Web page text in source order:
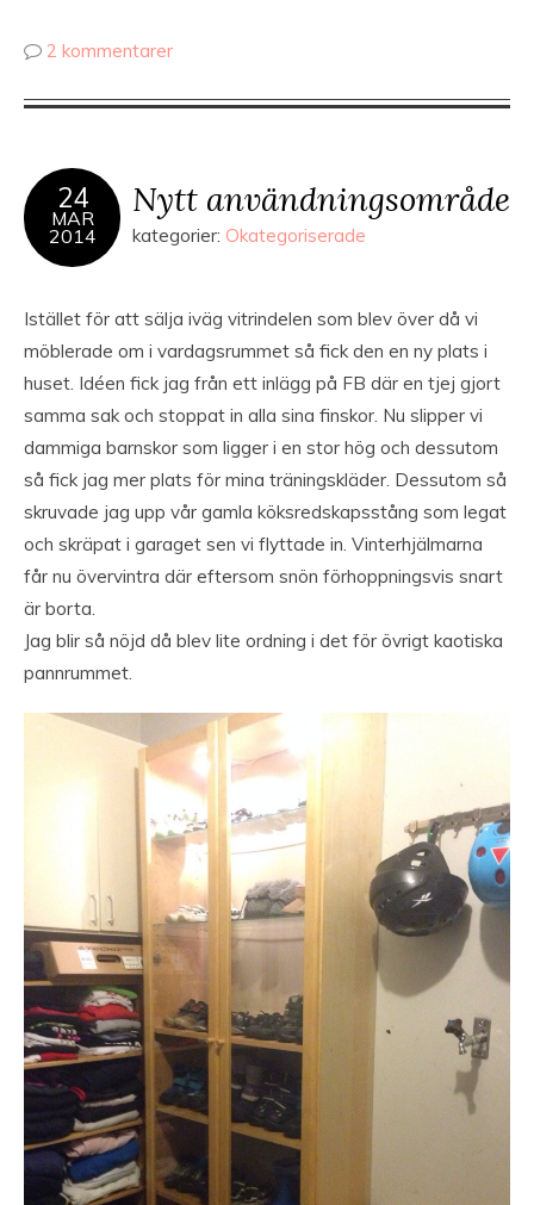
2 kommentarer
24
MAR
2014
Nytt användningsområde
kategorier: Okategoriserade
Istället för att sälja iväg vitrindelen som blev över då vi
möblerade om i vardagsrummet så fick den en ny plats i
huset. Idéen fick jag från ett inlägg på FB där en tjej gjort
samma sak och stoppat in alla sina finskor. Nu slipper vi
dammiga barnskor som ligger i en stor hög och dessutom
så fick jag mer plats för mina träningskläder. Dessutom så
skruvade jag upp vår gamla köksredskapsstång som legat
och skräpat i garaget sen vi flyttade in. Vinterhjälmarna
får nu övervintra där eftersom snön förhoppningsvis snart
är borta.
Jag blir så nöjd då blev lite ordning i det för övrigt kaotiska
pannrummet.